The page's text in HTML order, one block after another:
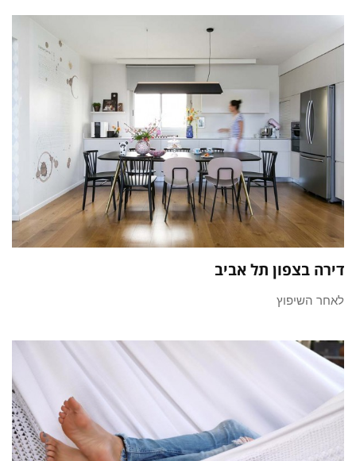
דירה בצפון תל אביב
לאחר השיפוץ